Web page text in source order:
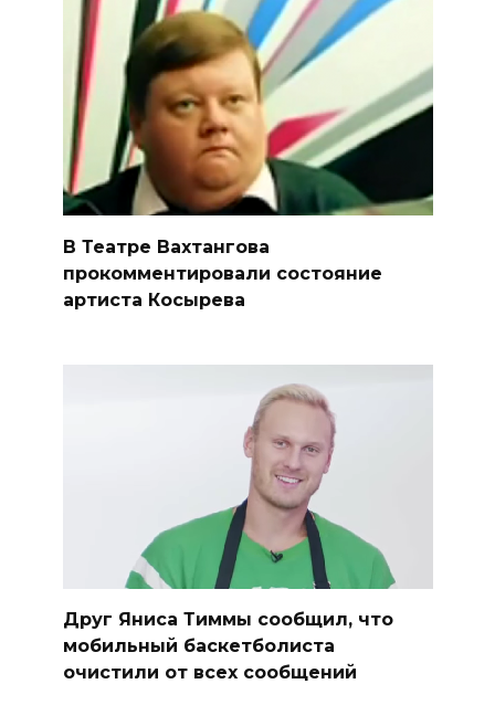
В Театре Вахтангова
прокомментировали состояние
артиста Косырева
Друг Яниса Тиммы сообщил, что
мобильный баскетболиста
очистили от всех сообщений